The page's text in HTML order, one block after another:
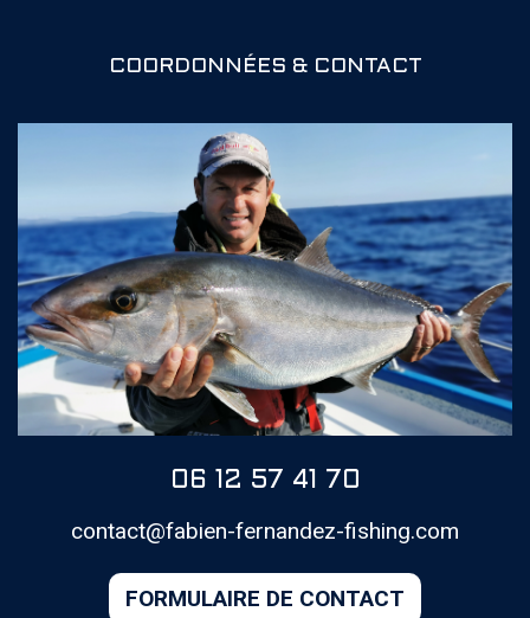
COORDONNÉES & CONTACT
06 12 57 41 70
contact@fabien-fernandez-fishing.com